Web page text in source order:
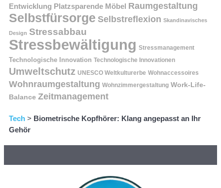
Entwicklung Platzsparende Möbel Raumgestaltung
Selbstfürsorge Selbstreflexion Skandinavisches
Design Stressabbau
Stressbewältigung Stressmanagement
Technologische Innovation Technologische Innovationen
Umweltschutz UNESCO Weltkulturerbe Wohnaccessoires
Wohnraumgestaltung Wohnzimmergestaltung Work-Life-
Balance Zeitmanagement
Tech > Biometrische Kopfhörer: Klang angepasst an Ihr
Gehör